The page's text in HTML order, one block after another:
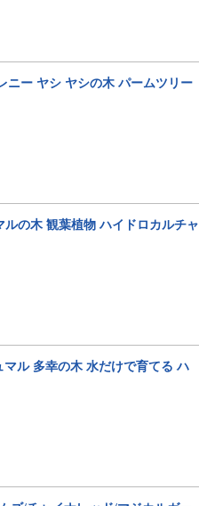
ニー ヤシ ヤシの木 パームツリー
ルの木 観葉植物 ハイドロカルチャ
マル 多幸の木 水だけで育てる ハ